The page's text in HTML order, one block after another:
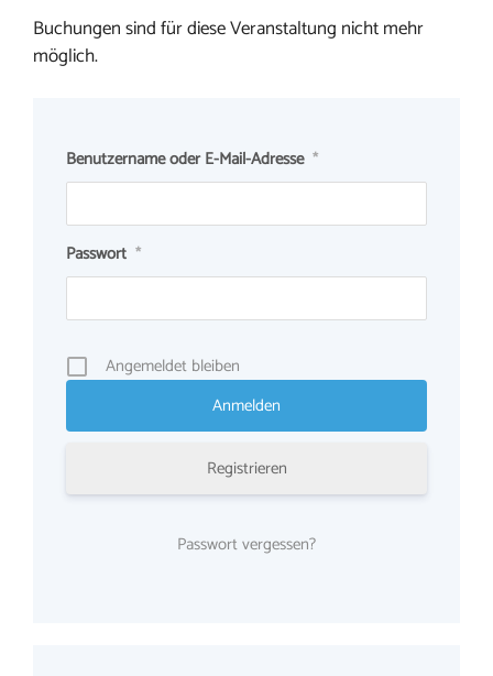
Buchungen sind für diese Veranstaltung nicht mehr
möglich.
Benutzername oder E-Mail-Adresse *
Passwort *
Angemeldet bleiben
Registrieren
Passwort vergessen?